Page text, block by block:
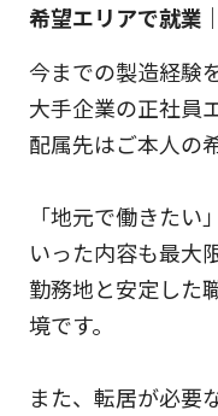
希望エリアで就業
今までの製造経験
大手企業の正社員
配属先はご本人の
「地元で働きた
いった内容も最大
勤務地と安定した
境です。
また、転居が必要